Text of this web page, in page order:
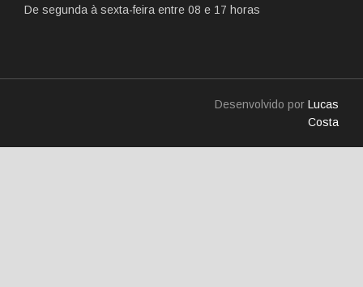
De segunda à sexta-feira entre 08 e 17 horas
Desenvolvido por Lucas
Costa